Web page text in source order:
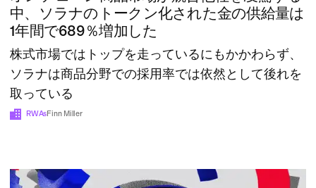
中、ソラナのトークン化された金の供給量は
1年間で689％増加した
株式市場ではトップを走っているにもかかわらず、
ソラナは商品分野での採用率では依然として後れを
取っている
RWAsFinn Miller